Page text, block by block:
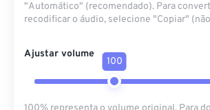
"Automático" (recomendado). Para
recodificar o áudio, selecione "Copiar"
Ajustar volume
100